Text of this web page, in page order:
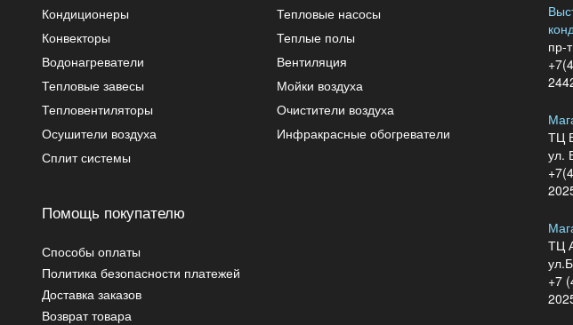
Кондиционеры
Тепловые насосы
Конвекторы
Теплые полы
Водонагреватели
Вентиляция
Тепловые завесы
Мойки воздуха
Тепловентиляторы
Очистители воздуха
Осушители воздуха
Инфракрасные обогреватели
Сплит системы
Помощь покупателю
Способы оплаты
Политика безопасности платежей
Доставка заказов
Возврат товара
пр-
ТЦ
ул.
ТЦ
+7